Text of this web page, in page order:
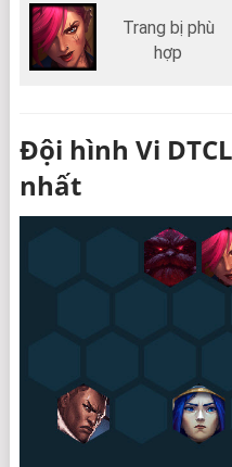
Trang bị phù
hợp
Đội hình Vi
nhất